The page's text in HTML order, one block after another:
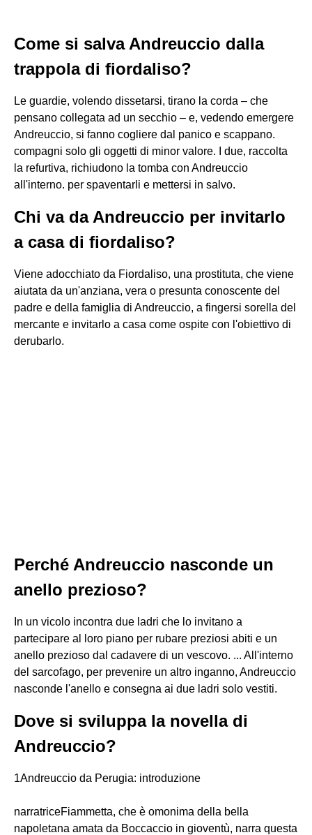
Come si salva Andreuccio dalla
trappola di fiordaliso?
Le guardie, volendo dissetarsi, tirano la corda – che
pensano collegata ad un secchio – e, vedendo emergere
Andreuccio, si fanno cogliere dal panico e scappano.
compagni solo gli oggetti di minor valore. I due, raccolta
la refurtiva, richiudono la tomba con Andreuccio
all'interno. per spaventarli e mettersi in salvo.
Chi va da Andreuccio per invitarlo
a casa di fiordaliso?
Viene adocchiato da Fiordaliso, una prostituta, che viene
aiutata da un'anziana, vera o presunta conoscente del
padre e della famiglia di Andreuccio, a fingersi sorella del
mercante e invitarlo a casa come ospite con l'obiettivo di
derubarlo.
Perché Andreuccio nasconde un
anello prezioso?
In un vicolo incontra due ladri che lo invitano a
partecipare al loro piano per rubare preziosi abiti e un
anello prezioso dal cadavere di un vescovo. ... All'interno
del sarcofago, per prevenire un altro inganno, Andreuccio
nasconde l'anello e consegna ai due ladri solo vestiti.
Dove si sviluppa la novella di
Andreuccio?
1Andreuccio da Perugia: introduzione
narratriceFiammetta, che è omonima della bella
napoletana amata da Boccaccio in gioventù, narra questa